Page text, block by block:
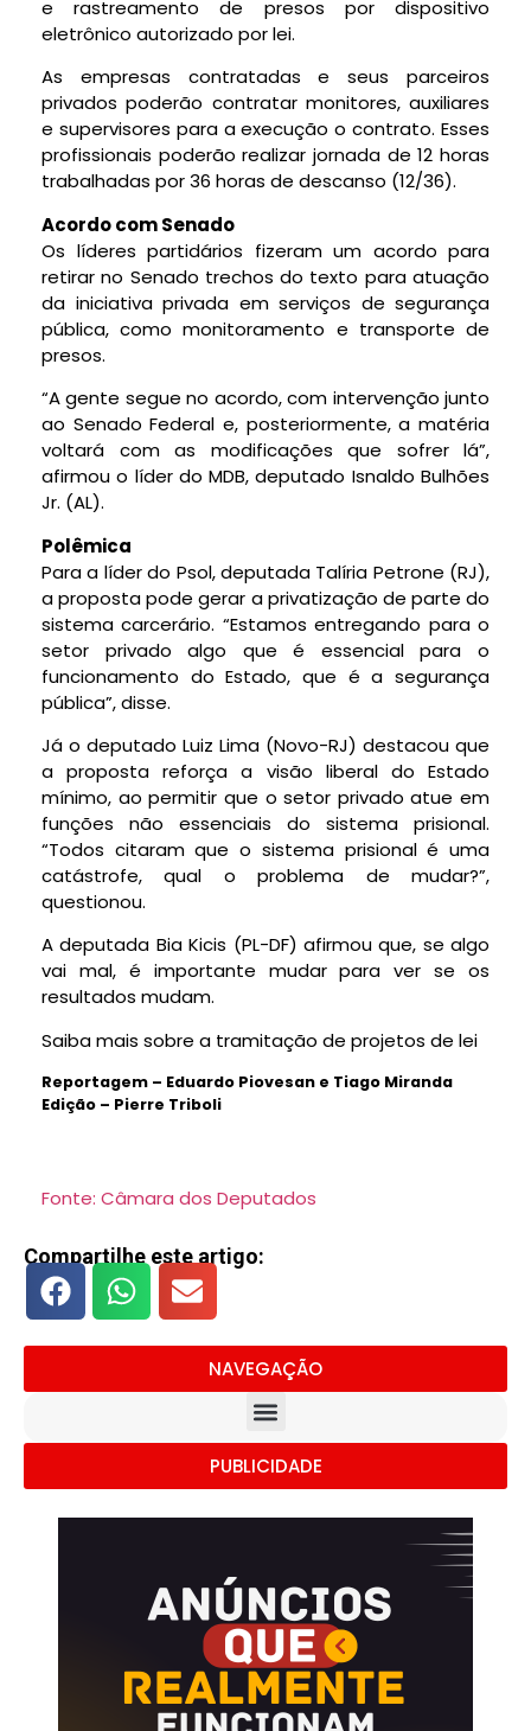
e rastreamento de presos por dispositivo
eletrônico autorizado por lei.
As empresas contratadas e seus parceiros
privados poderão contratar monitores, auxiliares
e supervisores para a execução o contrato. Esses
profissionais poderão realizar jornada de 12 horas
trabalhadas por 36 horas de descanso (12/36).
Acordo com Senado
Os líderes partidários fizeram um acordo para
retirar no Senado trechos do texto para atuação
da iniciativa privada em serviços de segurança
pública, como monitoramento e transporte de
presos.
“A gente segue no acordo, com intervenção junto
ao Senado Federal e, posteriormente, a matéria
voltará com as modificações que sofrer lá”,
afirmou o líder do MDB, deputado Isnaldo Bulhões
Jr. (AL).
Polêmica
Para a líder do Psol, deputada Talíria Petrone (RJ),
a proposta pode gerar a privatização de parte do
sistema carcerário. “Estamos entregando para o
setor privado algo que é essencial para o
funcionamento do Estado, que é a segurança
pública”, disse.
Já o deputado Luiz Lima (Novo-RJ) destacou que
a proposta reforça a visão liberal do Estado
mínimo, ao permitir que o setor privado atue em
funções não essenciais do sistema prisional.
“Todos citaram que o sistema prisional é uma
catástrofe, qual o problema de mudar?”,
questionou.
A deputada Bia Kicis (PL-DF) afirmou que, se algo
vai mal, é importante mudar para ver se os
resultados mudam.
Saiba mais sobre a tramitação de projetos de lei
Reportagem – Eduardo Piovesan e Tiago Miranda
Edição – Pierre Triboli
Fonte: Câmara dos Deputados
Compartilhe este artigo:
NAVEGAÇÃO
PUBLICIDADE